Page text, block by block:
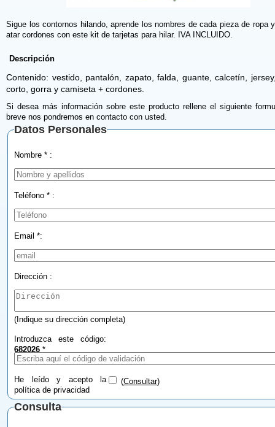
Sigue los contornos hilando, aprende los nombres de cada pieza de ropa
atar cordones con este kit de tarjetas para hilar. IVA INCLUIDO.
Descripción
Contenido: vestido, pantalón, zapato, falda, guante, calcetín,
corto, gorra y camiseta + cordones.
Si desea más información sobre este producto rellene el siguiente
breve nos pondremos en contacto con usted.
Datos Personales
Nombre * :
Teléfono * :
Email *:
Dirección :
(Indique su dirección completa)
Introduzca este código:
682026 *
He leído y acepto la
política de privacidad
(Consultar)
Consulta